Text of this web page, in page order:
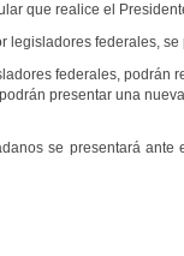
que realice el
legisladores federales,
federales, podrán
presentar una
se presentará